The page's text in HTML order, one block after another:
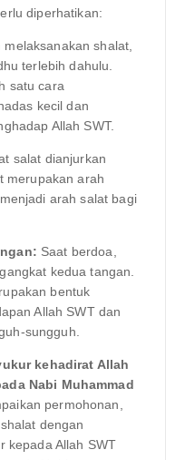
diperhatikan:
melaksanakan shalat,
terlebih dahulu.
satu cara
kecil dan
Allah SWT.
salat dianjurkan
merupakan arah
arah salat bagi
Saat berdoa,
kedua tangan.
bentuk
Allah SWT dan
sungguh.
kehadirat Allah
Nabi Muhammad
permohonan,
dengan
kepada Allah SWT